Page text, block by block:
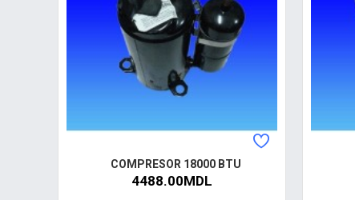
COMPRESOR 18000 BTU
4488.00MDL